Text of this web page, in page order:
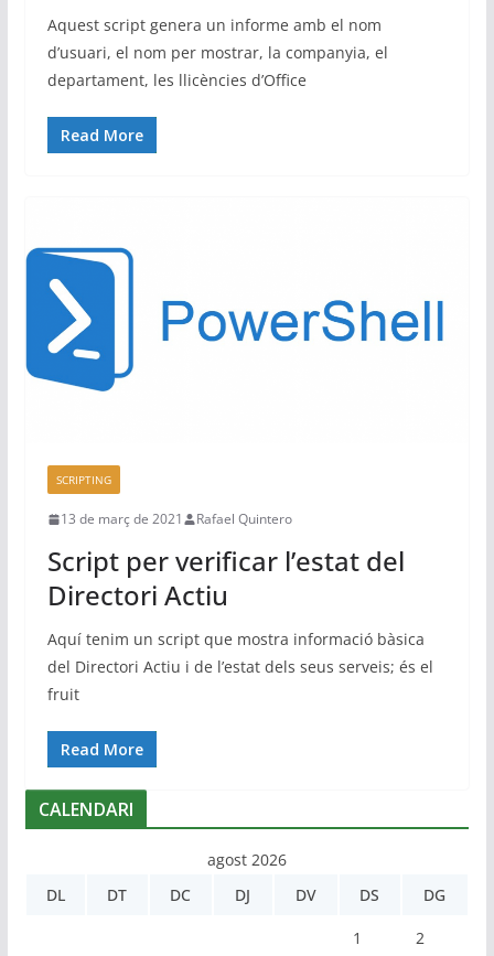
Aquest script genera un informe amb el nom
d’usuari, el nom per mostrar, la companyia, el
departament, les llicències d’Office
Read More
SCRIPTING
13 de març de 2021 Rafael Quintero
Script per verificar l’estat del
Directori Actiu
Aquí tenim un script que mostra informació bàsica
del Directori Actiu i de l’estat dels seus serveis; és el
fruit
Read More
CALENDARI
agost 2026
DL
DT DC DJ DV DS DG
1 2